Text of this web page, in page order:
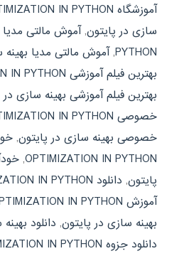
آموزشگاه OPTIMIZATION IN PYTHON
سازی در پایتون,
PYTHON
,آموش مالتی مدیا بهینه
بهترین فیلم آموزشی OPTIMIZATION IN PYTHON
بهترین فیلم آموزشی بهینه سازی در
خصوصی OPTIMIZATION IN PYTHON
خصوصی بهینه سازی در پایتون,
OPTIMIZATION IN PYTHON
,
پایتون, دانلود OPTIMIZATION IN PYTHON
آموزش OPTIMIZATION IN PYTHON
بهینه سازی در پایتون, دانلود
دانلود جزوه OPTIMIZATION IN PYTHON